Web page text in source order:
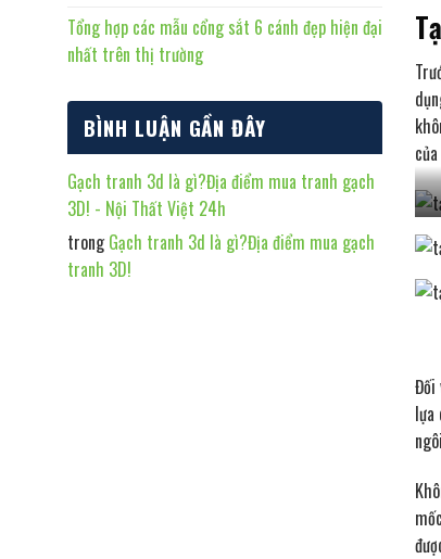
Tổng hợp các mẫu cổng sắt 6 cánh đẹp hiện đại
nhất trên thị trường
BÌNH LUẬN GẦN ĐÂY
Gạch tranh 3d là gì?Địa điểm mua tranh gạch
3D! - Nội Thất Việt 24h
trongGạch tranh 3d là gì?Địa điểm mua gạch
tranh 3D!
Đối
lựa